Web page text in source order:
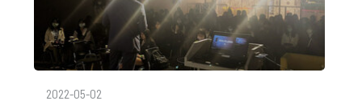
2022-05-02